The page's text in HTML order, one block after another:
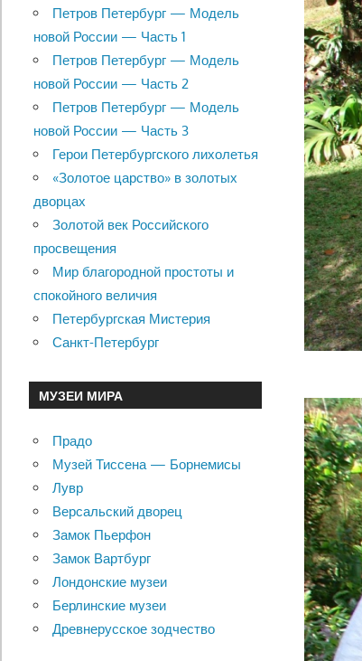
Петров Петербург — Модель
новой России — Часть 1
Петров Петербург — Модель
новой России — Часть 2
Петров Петербург — Модель
новой России — Часть 3
Герои Петербургского лихолетья
«Золотое царство» в золотых
дворцах
Золотой век Российского
просвещения
Мир благородной простоты и
спокойного величия
Петербургская Мистерия
Санкт-Петербург
МУЗЕИ МИРА
Прадо
Музей Тиссена — Борнемисы
Лувр
Версальский дворец
Замок Пьерфон
Замок Вартбург
Лондонские музеи
Берлинские музеи
Древнерусское зодчество